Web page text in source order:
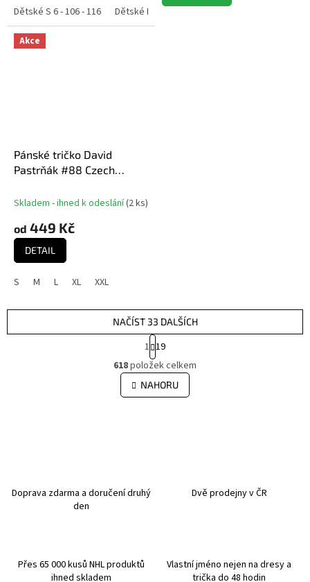
5
hvězdiček.
Dětské S 6 - 106 - 116 Dětské M 8 - 118 - 128
Akce
Pánské tričko David
Pastrňák #88 Czech
Red
Skladem - ihned k odeslání(2 ks)
od 449 Kč
DETAIL
S M L XL XXL
O
v
l
á
NAČÍST 33 DALŠÍCH
S
t
r
á
n
k
1 19
618položek celkem
NAHORU
Doprava zdarma a doručení druhý
den
Dvě prodejny v ČR
Přes 65 000 kusů NHL produktů
ihned skladem
Vlastní jméno nejen na dresy a
trička do 48 hodin